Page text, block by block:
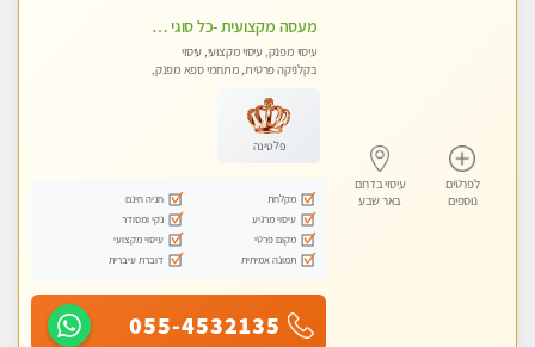
לפרטים
נוספים
עיסוי בדרום
באר שבע
מעסה מקצועית -כל סוגי העיסויים מעסה מקצועית ואיכותית פרטי!!! ללא מין ! פרטים בווצאפ- WhatsApp
עיסוי מפנק, עיסוי מקצועי, עיסוי
בקלניקה פרטית, מתחמי ספא מפנק,
פלטינה
מקלחת
חניה חינם
עיסוי מרגיע
נקי ומסודר
מקום פרטי
עיסוי מקצועי
תמונה אמיתית
דוברת עיברית
055-4532135